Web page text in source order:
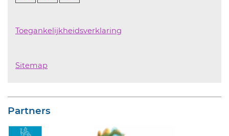
Toegankelijkheidsverklaring
Sitemap
Partners